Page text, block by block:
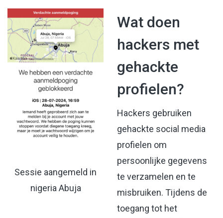
Sessie aangemeld in
nigeria Abuja
Wat doen
hackers met
gehackte
profielen?
Hackers gebruiken
gehackte social media
profielen om
persoonlijke gegevens
te verzamelen en te
misbruiken. Tijdens de
toegang tot het